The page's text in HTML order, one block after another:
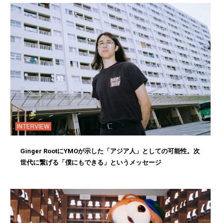
INTERVIEW
Ginger RootにYMOが示した「アジア人」としての可能性。次
世代に繋げる「僕にもできる」というメッセージ